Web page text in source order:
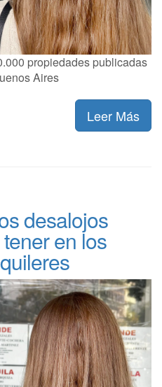
propiedades publicadas
Aires
Leer Más
desalojos
en los